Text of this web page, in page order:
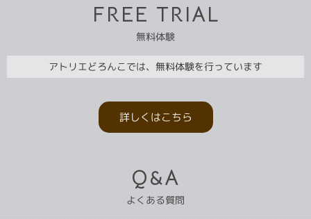
FREE TRIAL
無料体験
アトリエどろんこでは、無料体験を行っています
詳しくはこちら
Q&A
よくある質問